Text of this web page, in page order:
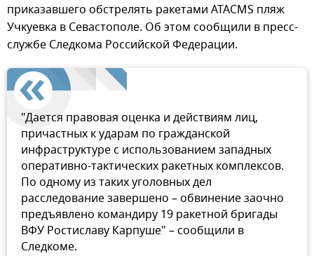
приказавшего обстрелять ракетами ATACMS пляж
Учкуевка в Севастополе. Об этом сообщили в пресс-
службе Следкома Российской Федерации.
"Дается правовая оценка и действиям лиц,
причастных к ударам по гражданской
инфраструктуре с использованием западных
оперативно-тактических ракетных комплексов.
По одному из таких уголовных дел
расследование завершено – обвинение заочно
предъявлено командиру 19 ракетной бригады
ВФУ Ростиславу Карпуше" – сообщили в
Cледкоме.